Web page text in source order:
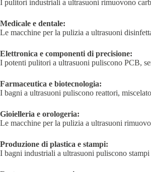
I pulitori industriali a ultrasuoni rimuovono
Medicale e dentale:
Le macchine per la pulizia a ultrasuoni
Elettronica e componenti di precisione:
I potenti pulitori a ultrasuoni puliscono PCB,
Farmaceutica e biotecnologia:
I bagni a ultrasuoni puliscono reattori,
Gioielleria e orologeria:
Le macchine per la pulizia a ultrasuoni
Produzione di plastica e stampi:
I bagni industriali a ultrasuoni puliscono